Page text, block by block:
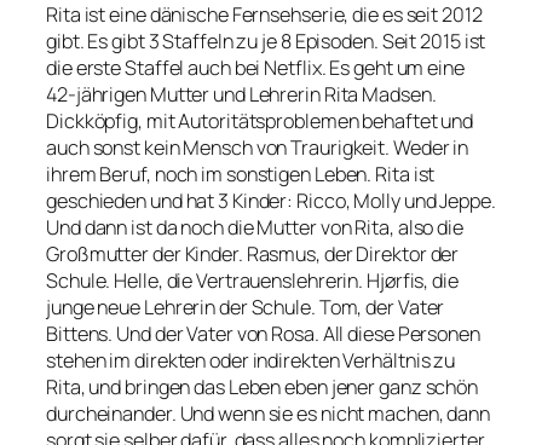
Rita ist eine dänische Fernsehserie, die es seit 2012
gibt. Es gibt 3 Staffeln zu je 8 Episoden. Seit 2015 ist
die erste Staffel auch bei Netflix. Es geht um eine
42-jährigen Mutter und Lehrerin Rita Madsen.
Dickköpfig, mit Autoritätsproblemen behaftet und
auch sonst kein Mensch von Traurigkeit. Weder in
ihrem Beruf, noch im sonstigen Leben. Rita ist
geschieden und hat 3 Kinder: Ricco, Molly und Jeppe.
Und dann ist da noch die Mutter von Rita, also die
Großmutter der Kinder. Rasmus, der Direktor der
Schule. Helle, die Vertrauenslehrerin. Hjørfis, die
junge neue Lehrerin der Schule. Tom, der Vater
Bittens. Und der Vater von Rosa. All diese Personen
stehen im direkten oder indirekten Verhältnis zu
Rita, und bringen das Leben eben jener ganz schön
durcheinander. Und wenn sie es nicht machen, dann